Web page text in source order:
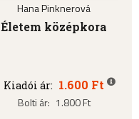
Hana Pinknerová
Életem középkora
Kiadói ár: 1.600 Ft
Bolti ár: 1.800 Ft